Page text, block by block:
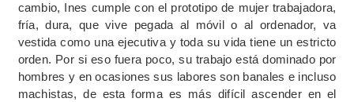
cambio, Ines cumple con el prototipo de mujer trabajadora,
fría, dura, que vive pegada al móvil o al ordenador, va
vestida como una ejecutiva y toda su vida tiene un estricto
orden. Por si eso fuera poco, su trabajo está dominado por
hombres y en ocasiones sus labores son banales e incluso
machistas, de esta forma es más difícil ascender en el